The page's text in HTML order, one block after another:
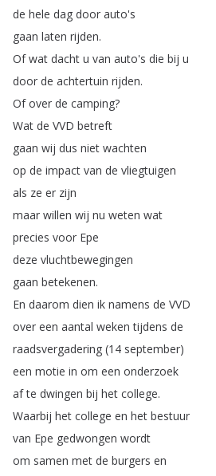
de hele dag door auto's
gaan laten rijden.
Of wat dacht u van auto's die bij u
door de achtertuin rijden.
Of over de camping?
Wat de VVD betreft
gaan wij dus niet wachten
op de impact van de vliegtuigen
als ze er zijn
maar willen wij nu weten wat
precies voor Epe
deze vluchtbewegingen
gaan betekenen.
En daarom dien ik namens de VVD
over een aantal weken tijdens de
raadsvergadering (14 september)
een motie in om een onderzoek
af te dwingen bij het college.
Waarbij het college en het bestuur
van Epe gedwongen wordt
om samen met de burgers en